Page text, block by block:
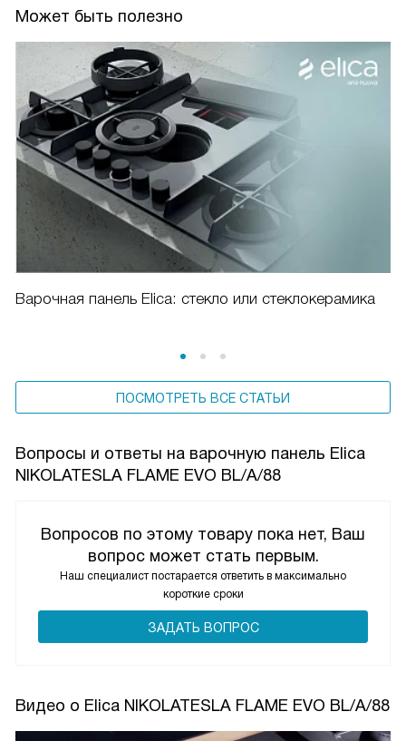
Может быть полезно
Варочная панель Elica: стекло или стеклокерамика
ПОСМОТРЕТЬ ВСЕ СТАТЬИ
Вопросы и ответы на варочную панель Elica
NIKOLATESLA FLAME EVO BL/A/88
Вопросов по этому товару пока нет, Ваш
вопрос может стать первым.
Наш специалист постарается ответить в максимально
короткие сроки
ЗАДАТЬ ВОПРОС
Видео о Elica NIKOLATESLA FLAME EVO BL/A/88